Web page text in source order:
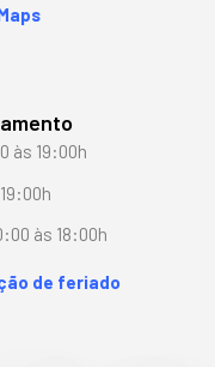
às 19:00h
às 18:00h
de feriado